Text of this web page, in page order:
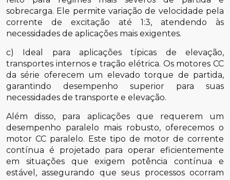
sobrecarga. Ele permite variação de velocidade pela
corrente de excitação até 1:3, atendendo às
necessidades de aplicações mais exigentes.
c) Ideal para aplicações típicas de elevação,
transportes internos e tração elétrica. Os motores CC
da série oferecem um elevado torque de partida,
garantindo desempenho superior para suas
necessidades de transporte e elevação.
Além disso, para aplicações que requerem um
desempenho paralelo mais robusto, oferecemos o
motor CC paralelo. Este tipo de motor de corrente
contínua é projetado para operar eficientemente
em situações que exigem potência contínua e
estável, assegurando que seus processos ocorram